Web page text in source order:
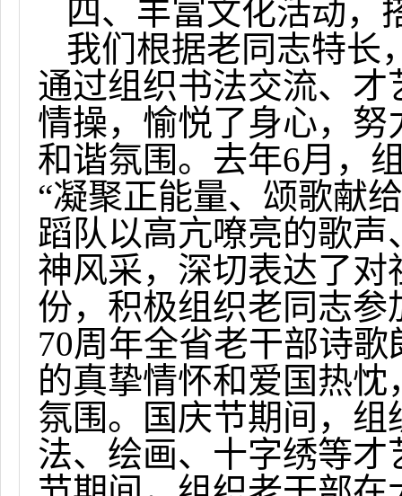
四、丰富文化活动，
我们根据老同志特长
通过组织书法交流、
情操，愉悦了身心，
和谐氛围。去年6月，
“凝聚正能量、颂歌献
蹈队以高亢嘹亮的歌
神风采，深切表达了
份，积极组织老同志
70周年全省老干部诗
的真挚情怀和爱国热
氛围。国庆节期间，
法、绘画、十字绣等才